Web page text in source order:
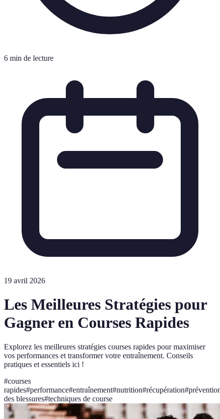
6 min de lecture
19 avril 2026
Les Meilleures Stratégies pour
Gagner en Courses Rapides
Explorez les meilleures stratégies courses rapides pour maximiser
vos performances et transformer votre entraînement. Conseils
pratiques et essentiels ici !
#courses
rapides#performance#entraînement#nutrition#récupération#
des blessures#techniques de course